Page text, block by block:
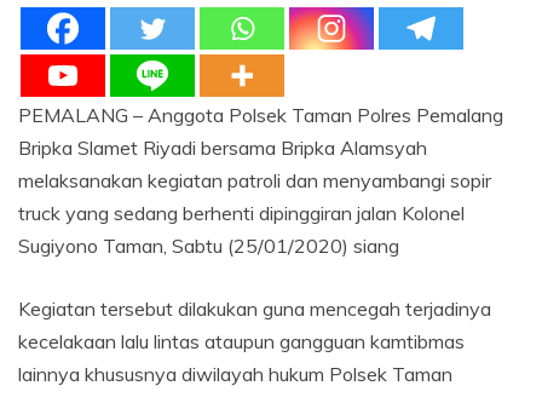
PEMALANG – Anggota Polsek Taman Polres Pemalang
Bripka Slamet Riyadi bersama Bripka Alamsyah
melaksanakan kegiatan patroli dan menyambangi sopir
truck yang sedang berhenti dipinggiran jalan Kolonel
Sugiyono Taman, Sabtu (25/01/2020) siang
Kegiatan tersebut dilakukan guna mencegah terjadinya
kecelakaan lalu lintas ataupun gangguan kamtibmas
lainnya khususnya diwilayah hukum Polsek Taman